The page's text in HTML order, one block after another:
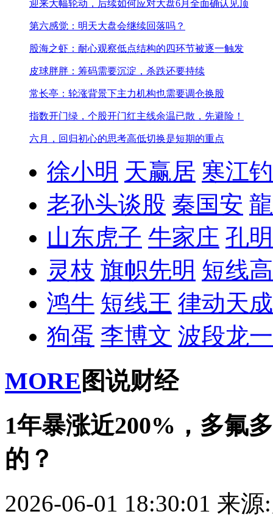
迎来大幅轮动，后续如何应对大盘6月全面确认见顶
第六感觉：明天大盘会继续回落吗？
股海之虾：耐心观察低点结构的四环节被逐一触发
皮球胖胖：筹码需要沉淀，杀跌还要持续
常长亭：轮涨背景下主力机构也需要调仓换股
指数开门绿，个股开门红主线余温已散，先避险！
六月，回归初心的思考高低切换是短期的重点
徐小明 天赢居 寒江
老孙头谈股 秦国安
山东虎子 牛家庄 孔
灵枝 旗帜先明 短线
鸿牛 短线王 律动天成
狗蛋 李博文 波段龙一
MORE 图说财经
1年暴涨近200%，多氟
的？
2026-06-01 18:30:01 来源